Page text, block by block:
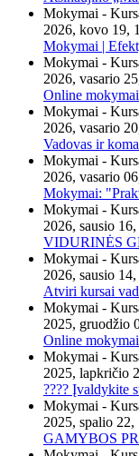
Mokymai -
2026, kovo 19,
Mokymai |
Mokymai -
2026, vasario
Online
Mokymai -
2026, vasario
Vadovas ir
Mokymai -
2026, vasario
Mokymai:
Mokymai -
2026, sausio
VIDURINĖS
Mokymai -
2026, sausio
Atviri kursai
Mokymai -
2025, gruodžio
Online
Mokymai -
2025, lapkričio
???? Įvaldykite
Mokymai -
2025, spalio 22,
GAMYBOS